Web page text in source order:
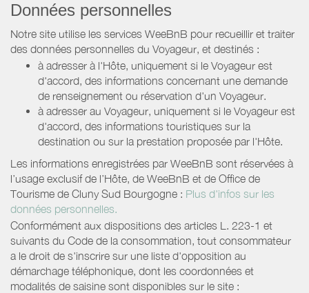
Données personnelles
Notre site utilise les services WeeBnB pour recueillir et traiter
des données personnelles du Voyageur, et destinés :
à adresser à l'Hôte, uniquement si le Voyageur est
d'accord, des informations concernant une demande
de renseignement ou réservation d'un Voyageur.
à adresser au Voyageur, uniquement si le Voyageur est
d'accord, des informations touristiques sur la
destination ou sur la prestation proposée par l'Hôte.
Les informations enregistrées par WeeBnB sont réservées à
l’usage exclusif de l’Hôte, de WeeBnB et de Office de
Tourisme de Cluny Sud Bourgogne : Plus d'infos sur les
données personnelles.
Conformément aux dispositions des articles L. 223-1 et
suivants du Code de la consommation, tout consommateur
a le droit de s'inscrire sur une liste d'opposition au
démarchage téléphonique, dont les coordonnées et
modalités de saisine sont disponibles sur le site :